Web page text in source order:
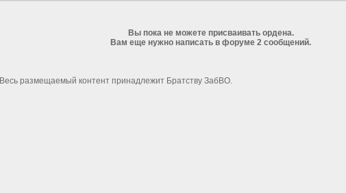
Вы пока не можете присваивать ордена.
Вам еще нужно написать в форуме 2 сообщений.
Весь размещаемый контент принадлежит Братству ЗабВО.